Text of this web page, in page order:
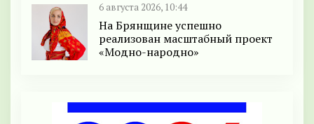
6 августа 2026, 10:44
На Брянщине успешно
реализован масштабный проект
«Модно-народно»